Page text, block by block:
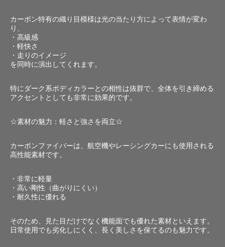
カーボン特有の織り目模様は光の当たり方によって表情が変わ
り、
・高級感
・軽快さ
・走りのイメージ
を同時に演出してくれます。
特にダーク系ボディカラーとの相性は抜群で、全体を引き締める
アクセントとしても非常に効果的です。
☆素材の魅力：軽さと強さを両立☆
カーボンファイバーは、航空機やレーシングカーにも使用される
高性能素材です。
・非常に軽量
・高い剛性（曲がりにくい）
・耐久性に優れる
そのため、見た目だけでなく機能面でも優れた素材といえます。
日常使用でも劣化しにくく、長く美しさを保てるのも魅力です。